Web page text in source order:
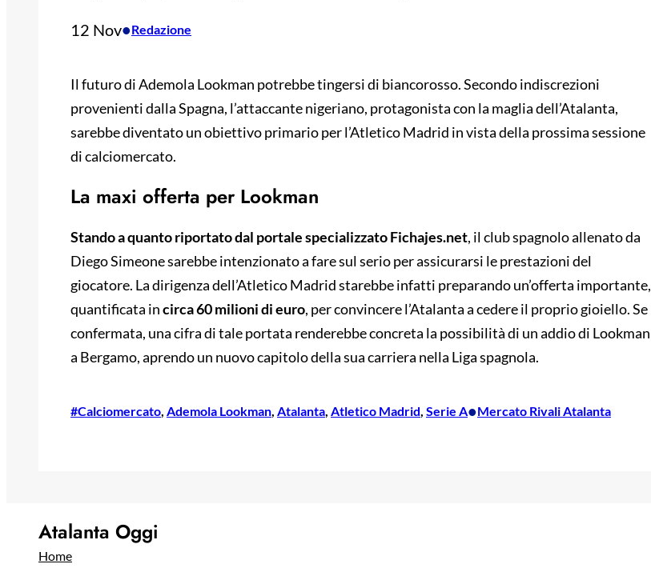
12 Nov•Redazione
Il futuro di Ademola Lookman potrebbe tingersi di biancorosso. Secondo indiscrezioni
provenienti dalla Spagna, l’attaccante nigeriano, protagonista con la maglia dell’Atalanta,
sarebbe diventato un obiettivo primario per l’Atletico Madrid in vista della prossima sessione
di calciomercato.
La maxi offerta per Lookman
Stando a quanto riportato dal portale specializzato Fichajes.net, il club spagnolo allenato da
Diego Simeone sarebbe intenzionato a fare sul serio per assicurarsi le prestazioni del
giocatore. La dirigenza dell’Atletico Madrid starebbe infatti preparando un’offerta importante,
quantificata incirca 60 milioni di euro, per convincere l’Atalanta a cedere il proprio gioiello. Se
confermata, una cifra di tale portata renderebbe concreta la possibilità di un addio di Lookman
a Bergamo, aprendo un nuovo capitolo della sua carriera nella Liga spagnola.
#Calciomercato, Ademola Lookman, Atalanta, Atletico Madrid, Serie A•Mercato Rivali Atalanta
Atalanta Oggi
Home